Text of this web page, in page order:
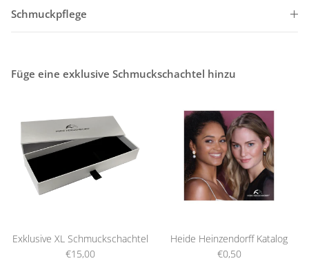
Schmuckpflege
Füge eine exklusive Schmuckschachtel hinzu
Exklusive XL Schmuckschachtel
€15,00
Heide Heinzendorff Katalog
€0,50